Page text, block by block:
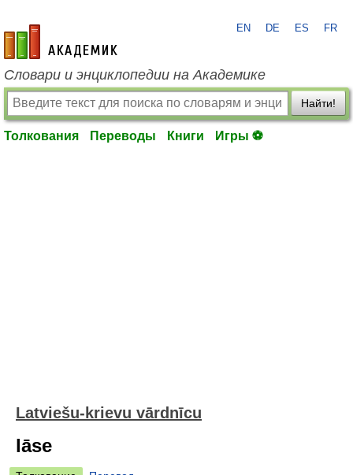
academic.ru
EN DE ES FR
Словари и энциклопедии на Академике
Найти!
Толкования Переводы Книги Игры ⚽
Latviešu-krievu vārdnīcu
lāse